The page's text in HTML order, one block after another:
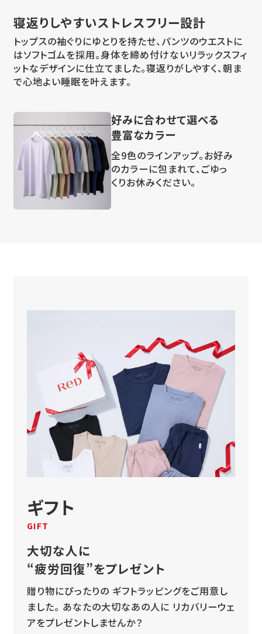
寝返りしやすいストレスフリー設計
トップスの袖ぐりにゆとりを持たせ、パンツのウエストに
はソフトゴムを採用。身体を締め付けないリラックスフィ
ットなデザインに仕立てました。寝返りがしやすく、朝ま
で心地よい睡眠を叶えます。
好みに合わせて選べる
豊富なカラー
全9色のラインアップ。お好み
のカラーに包まれて、ごゆっ
くりお休みください。
ギフト
GIFT
大切な人に
“疲労回復”をプレゼント
贈り物にぴったりの ギフトラッピングをご用意し
ました。 あなたの大切なあの人に リカバリーウェ
アをプレゼントしませんか？